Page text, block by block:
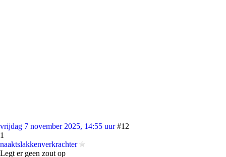
vrijdag 7 november 2025, 14:55 uur #12
1
naaktslakkenverkrachter
Legt er geen zout op